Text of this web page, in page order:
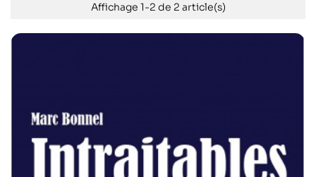
Affichage 1-2 de 2 article(s)